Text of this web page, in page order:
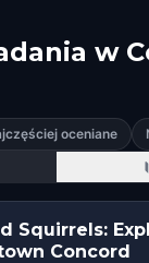
w
oceniane
Squirrels:
Concord